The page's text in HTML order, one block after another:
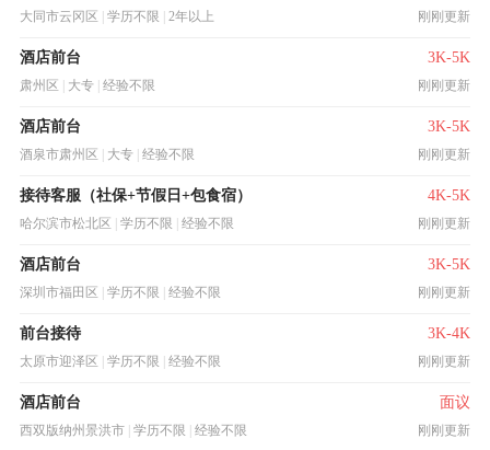
大同市云冈区 学历不限 2年以上 刚刚更新
酒店前台 3K-5K
肃州区 大专 经验不限 刚刚更新
酒店前台 3K-5K
酒泉市肃州区 大专 经验不限 刚刚更新
接待客服（社保+节假日+包食宿） 4K-5K
哈尔滨市松北区 学历不限 经验不限 刚刚更新
酒店前台 3K-5K
深圳市福田区 学历不限 经验不限 刚刚更新
前台接待 3K-4K
太原市迎泽区 学历不限 经验不限 刚刚更新
酒店前台 面议
西双版纳州景洪市 学历不限 经验不限 刚刚更新